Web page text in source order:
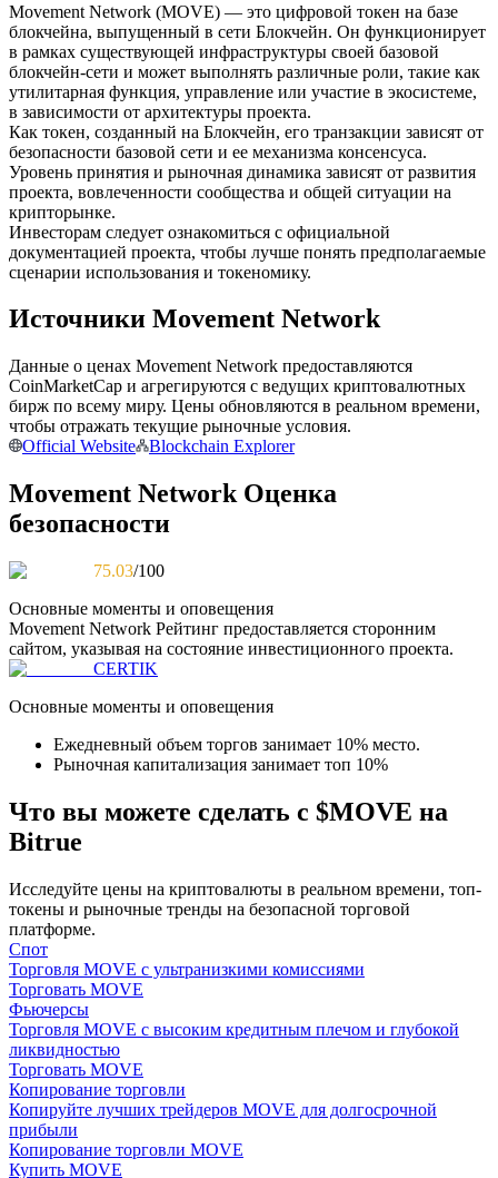
Копирование торговли
Присоединяйтесь к лучшим трейдерам
Станьте копи-трейдером
Наслаждайтесь распределением прибыли и комиссиями
Информация
и т. д.
Гид
Руководство для начинающих по фьючерсам
Торговые стратегии
Узнайте, как оставаться прибыльным
Movement Network (MOVE) — это цифровой токен на базе
блокчейна, выпущенный в сети Блокчейн. Он функционирует
в рамках существующей инфраструктуры своей базовой
блокчейн-сети и может выполнять различные роли, такие как
утилитарная функция, управление или участие в экосистеме,
в зависимости от архитектуры проекта.
Как токен, созданный на Блокчейн, его транзакции зависят от
безопасности базовой сети и ее механизма консенсуса.
Уровень принятия и рыночная динамика зависят от развития
проекта, вовлеченности сообщества и общей ситуации на
крипторынке.
Инвесторам следует ознакомиться с официальной
документацией проекта, чтобы лучше понять предполагаемые
сценарии использования и токеномику.
Источники Movement Network
Данные о ценах Movement Network предоставляются
CoinMarketCap и агрегируются с ведущих криптовалютных
бирж по всему миру. Цены обновляются в реальном времени,
чтобы отражать текущие рыночные условия.
Official Website
Blockchain Explorer
Movement Network Оценка
безопасности
75.03/100
Основные моменты и оповещения
Movement Network Рейтинг предоставляется сторонним
сайтом, указывая на состояние инвестиционного проекта.
CERTIK
Основные моменты и оповещения
Ежедневный объем торгов занимает 10% место.
Рыночная капитализация занимает топ 10%
Что вы можете сделать с $MOVE на
Bitrue
Исследуйте цены на криптовалюты в реальном времени, топ-
токены и рыночные тренды на безопасной торговой
платформе.
Спот
Торговля MOVE с ультранизкими комиссиями
Торговать MOVE
Фьючерсы
Торговля MOVE с высоким кредитным плечом и глубокой
ликвидностью
Торговать MOVE
Копирование торговли
Копируйте лучших трейдеров MOVE для долгосрочной
прибыли
Копирование торговли MOVE
Купить MOVE